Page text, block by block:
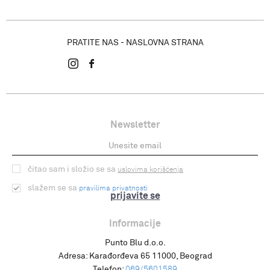
PRATITE NAS - NASLOVNA STRANA
Newsletter
prijavite se
čitao sam i složio se sa uslovima korišćenja
slažem se sa pravilima privatnosti
Informacije
Punto Blu d.o.o.
Adresa: Karađorđeva 65 11000, Beograd